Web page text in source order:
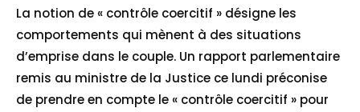
La notion de « contrôle coercitif » désigne les
comportements qui mènent à des situations
d’emprise dans le couple. Un rapport parlementaire
remis au ministre de la Justice ce lundi préconise
de prendre en compte le « contrôle coercitif » pour